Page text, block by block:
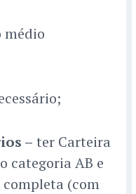
médio
– ter Carteira
categoria AB e
(com